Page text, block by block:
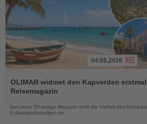
Sie
die
Nachrichten
04.08.2026
OLIMAR widmet den Kapverden
Reisemagazin
Das neue 20-seitige Magazin stellt die Vielfalt des
Vulkanlandschaften vor